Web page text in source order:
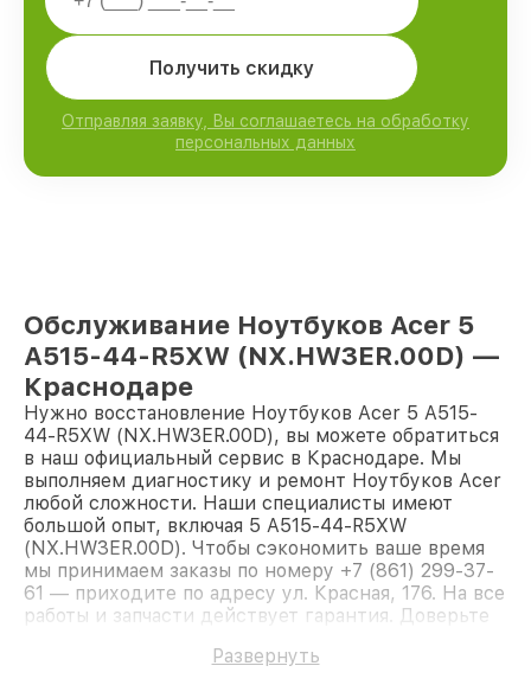
Получить скидку
Отправляя заявку, Вы соглашаетесь на обработку
персональных данных
Обслуживание Ноутбуков Acer 5
A515-44-R5XW (NX.HW3ER.00D) —
Краснодаре
Нужно восстановление Ноутбуков Acer 5 A515-
44-R5XW (NX.HW3ER.00D), вы можете обратиться
в наш официальный сервис в Краснодаре. Мы
выполняем диагностику и ремонт Ноутбуков Acer
любой сложности. Наши специалисты имеют
большой опыт, включая 5 A515-44-R5XW
(NX.HW3ER.00D). Чтобы сэкономить ваше время
мы принимаем заказы по номеру +7 (861) 299-37-
61 — приходите по адресу ул. Красная, 176. На все
работы и запчасти действует гарантия. Доверьте
Развернуть